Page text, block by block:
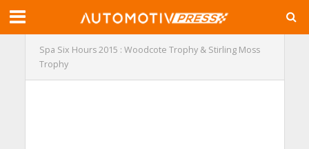
Spa Six Hours 2015 : Woodcote Trophy & Stirling Moss
Trophy